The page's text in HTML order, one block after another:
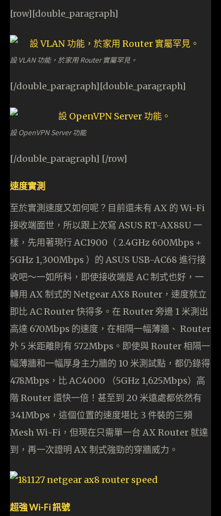
[row][double_paragraph]
設 VLAN 功能，於家用 Router 實屬罕見。
[/double_paragraph][double_paragraph]
設 OpenVPN Server 功能
[/double_paragraph] [/row]
速度實測
至於實測速度又如何呢？目前還未有 AX 的 Wi-Fi
接收端面世，所以跟上次寫 ASUS RT-AX88U 一
樣，先用著現行 AC1900（ 2.4GHz 600Mbps +
5GHz 1,300Mbps ）的 ASUS USB-AC68 進行接
收吧～一如所料，即使接收端是 AC 制式也好，一
轉用 AX 制式的 Netgear AX8 Router，速度就立
即比 AC Router 快得多。在 Router 旁邊 1 米測出
高達 670Mbps 的速度，在相隔一幅薄牆、 Router
外 5 米距離則有 572Mbps。即使與 Router 相隔一
幅薄牆和一幅厚身主力牆的 10 米測試點，都仍錄得
478Mbps，比 AC4000 （5GHz 1,625Mbps）高
階 Router 還快一倍！甚至到 20 米遠處都依然有
341Mbps，這個位置的速度堪比 3 件裝的三頻
Mesh Wi-Fi，但現在只需單一台 AX Router 就達
到，再一次證明 AX 制式強勁的穿牆威力。
超強 Wi-Fi 訊號